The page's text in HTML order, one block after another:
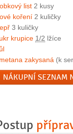
list 2 kusy
koření 2 kuličky
3 kuličky
krupice 1/2 lžíce
zakysaná (k
NÁKUPNÍ SEZNAM